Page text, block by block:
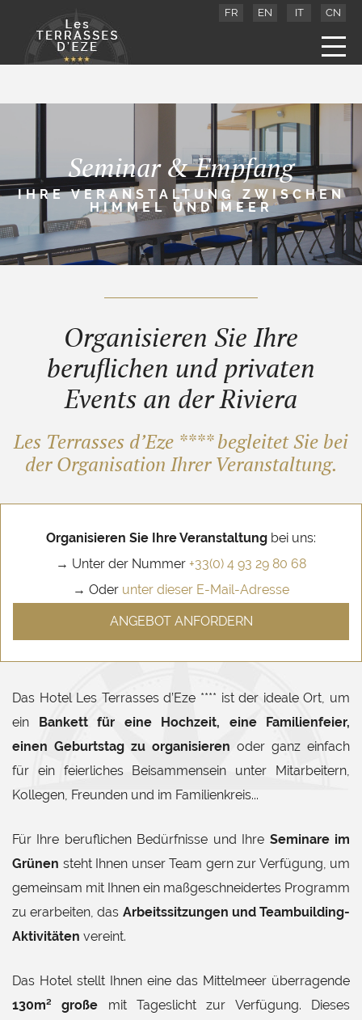
FR EN IT CN
Seminar & Empfang
IHRE VERANSTALTUNG ZWISCHEN
HIMMEL UND MEER
Organisieren Sie Ihre
beruflichen und privaten
Events an der Riviera
Les Terrasses d’Eze **** begleitet Sie bei
der Organisation Ihrer Veranstaltung.
Organisieren Sie Ihre Veranstaltung bei uns:
→ Unter der Nummer +33(0) 4 93 29 80 68
→ Oder unter dieser E-Mail-Adresse
ANGEBOT ANFORDERN
Das Hotel Les Terrasses d’Eze **** ist der ideale Ort, um
ein Bankett für eine Hochzeit, eine Familienfeier,
einen Geburtstag zu organisieren oder ganz einfach
für ein feierliches Beisammensein unter Mitarbeitern,
Kollegen, Freunden und im Familienkreis...
Für Ihre beruflichen Bedürfnisse und Ihre Seminare im
Grünen steht Ihnen unser Team gern zur Verfügung, um
gemeinsam mit Ihnen ein maßgeschneidertes Programm
zu erarbeiten, das Arbeitssitzungen und Teambuilding-
Aktivitäten vereint.
Das Hotel stellt Ihnen eine das Mittelmeer überragende
130m² große mit Tageslicht zur Verfügung. Dieses